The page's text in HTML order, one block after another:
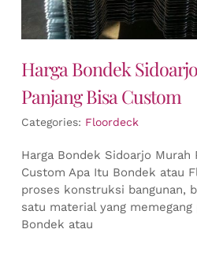
Harga Bondek
Panjang Bisa Custom
Categories: Floordeck
Harga Bondek Sidoarjo Murah
Custom Apa Itu Bondek atau
proses konstruksi bangunan,
satu material yang memegang
Bondek atau